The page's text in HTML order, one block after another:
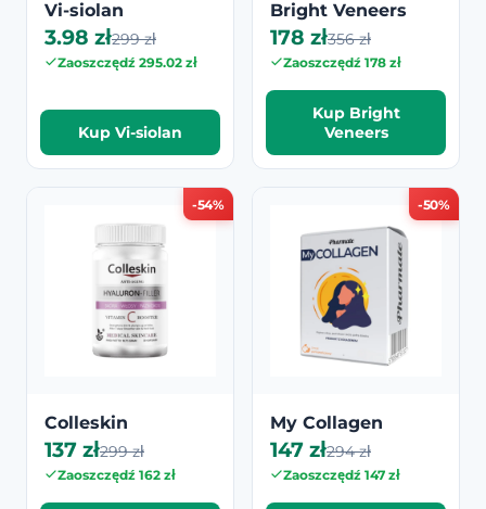
Vi-siolan
3.98 zł299 zł
Zaoszczędź 295.02 zł
Kup Vi-siolan
Bright Veneers
178 zł356 zł
Zaoszczędź 178 zł
Kup Bright
Veneers
-54%
Colleskin
137 zł299 zł
Zaoszczędź 162 zł
-50%
My Collagen
147 zł294 zł
Zaoszczędź 147 zł